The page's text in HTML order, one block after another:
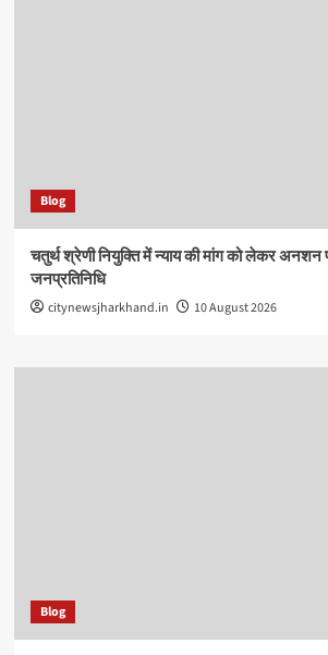
Blog
चतुर्थ श्रेणी नियुक्ति में न्याय की मांग को लेकर
जनप्रतिनिधि
citynewsjharkhand.in 10 August 2026
Blog